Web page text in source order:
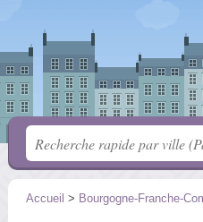
Accueil > Bourgogne-Franche-